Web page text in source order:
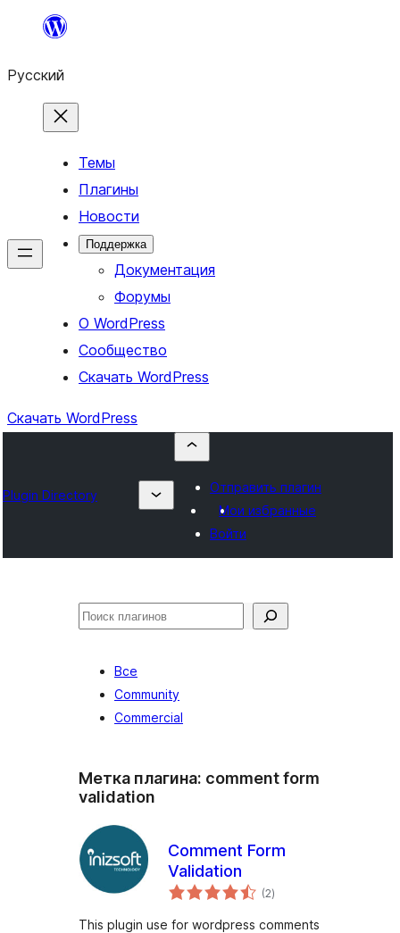
Перейти
содержимому
Русский
Темы
Плагины
Новости
Поддержка
Документация
Форумы
О WordPress
Сообщество
Скачать WordPress
Скачать WordPress
Plugin Directory
Отправить плагин
Мои избранные
Войти
Поиск
Все
Community
Commercial
Метка плагина: comment form
validation
Comment Form
Validation
(2общий
рейтинг
)
This plugin use for wordpress comments